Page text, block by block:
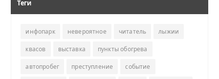
Теги
инфопарк невероятное читатель лыжии
квасов выставка пункты обогрева
автопробег преступление событие